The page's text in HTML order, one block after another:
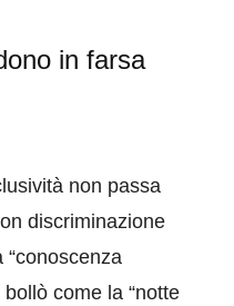
in farsa
non passa
discriminazione
come la “notte